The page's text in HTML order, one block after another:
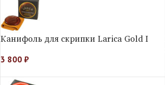
Канифоль для скрипки Larica Gold I
3 800₽